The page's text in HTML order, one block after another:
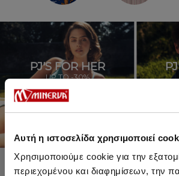
Αυτή η ιστοσελίδα χρησιμοποιεί
Χρησιμοποιούμε cookie για την
περιεχομένου και διαφημίσεων, την
PJ'S FOR HER
UP TO -30%
SHOP SALE